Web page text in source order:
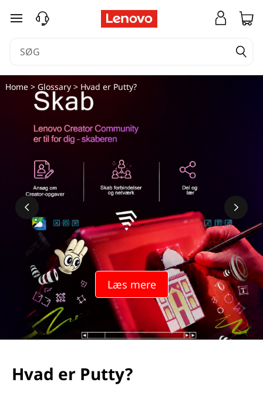
spring til hovedindhold
Læs mere
Home> Glossary> Hvad er Putty?
Hvad er Putty?